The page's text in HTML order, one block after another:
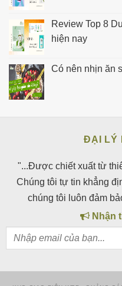
Review Top 8
hiện nay
Có nên nhịn ăn
ĐẠI LÝ
"...Được chiết xuất từ
Chúng tôi tự tin khẳng
chúng tôi luôn đảm
Nhận